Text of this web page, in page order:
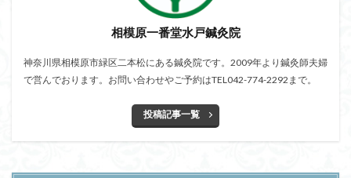
相模原一番堂水戸鍼灸院
神奈川県相模原市緑区二本松にある鍼灸院です。2009年より鍼灸師夫婦
で営んでおります。お問い合わせやご予約はTEL042-774-2292まで。
投稿記事一覧